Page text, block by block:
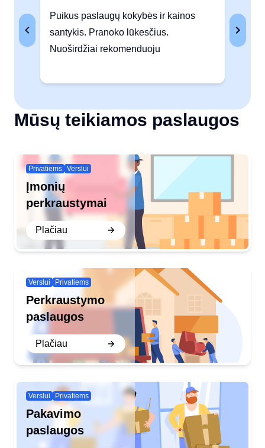
Puikus paslaugų kokybės ir kainos
santykis. Pranoko lūkesčius.
Nuoširdžiai rekomenduoju
Mūsų teikiamos paslaugos
Privatiems Verslui
Įmonių
perkraustymai
Plačiau
Verslui Privatiems
Perkraustymo
paslaugos
Plačiau
Verslui Privatiems
Pakavimo
paslaugos